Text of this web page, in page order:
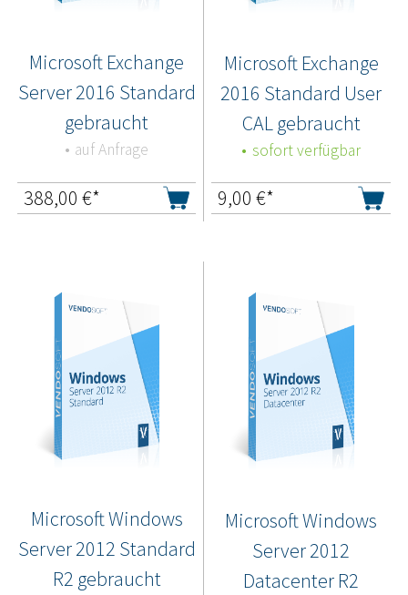
Microsoft Exchange
Server 2016 Standard
gebraucht
auf Anfrage
388,00 €*
Microsoft Exchange
2016 Standard User
CAL gebraucht
sofort verfügbar
9,00 €*
Microsoft Windows
Server 2012 Standard
R2 gebraucht
Microsoft Windows
Server 2012
Datacenter R2